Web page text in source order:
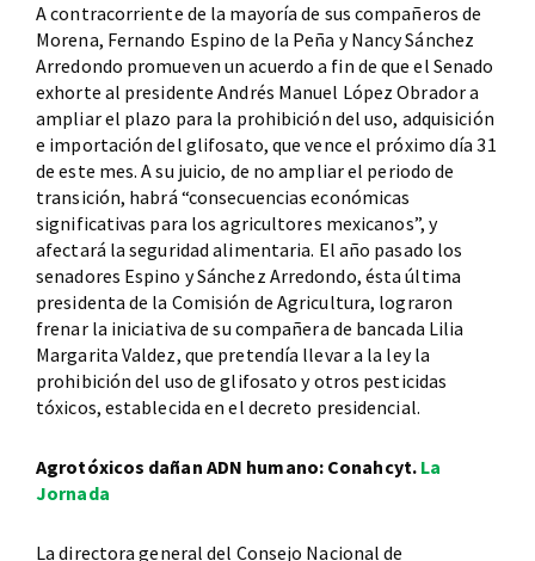
A contracorriente de la mayoría de sus compañeros de
Morena, Fernando Espino de la Peña y Nancy Sánchez
Arredondo promueven un acuerdo a fin de que el Senado
exhorte al presidente Andrés Manuel López Obrador a
ampliar el plazo para la prohibición del uso, adquisición
e importación del glifosato, que vence el próximo día 31
de este mes. A su juicio, de no ampliar el periodo de
transición, habrá “consecuencias económicas
significativas para los agricultores mexicanos”, y
afectará la seguridad alimentaria. El año pasado los
senadores Espino y Sánchez Arredondo, ésta última
presidenta de la Comisión de Agricultura, lograron
frenar la iniciativa de su compañera de bancada Lilia
Margarita Valdez, que pretendía llevar a la ley la
prohibición del uso de glifosato y otros pesticidas
tóxicos, establecida en el decreto presidencial.
Agrotóxicos dañan ADN humano: Conahcyt. La
Jornada
La directora general del Consejo Nacional de